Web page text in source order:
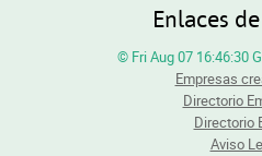
Enlaces
© Fri Aug 07 16:46:30
Empresas
Directorio
Directorio
Aviso